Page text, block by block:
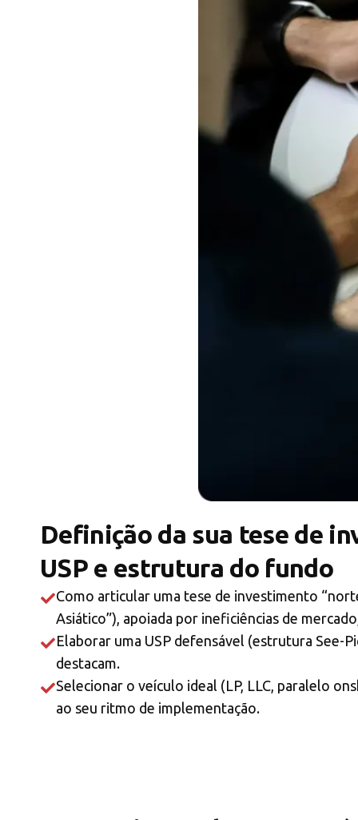
Definição da sua tese de
USP e estrutura do fundo
Como articular uma tese de investimento
Asiático”), apoiada por ineficiências de
Elaborar uma USP defensável (estrutura See-
destacam.
Selecionar o veículo ideal (LP, LLC, paralelo
ao seu ritmo de implementação.